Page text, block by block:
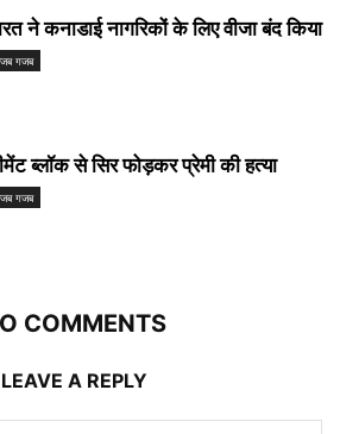
ने कनाडाई नागरिकों के लिए वीजा बंद किया
गजब
ब्लॉक से सिर फोड़कर प्रेमी की हत्या
गजब
COMMENTS
LEAVE A REPLY